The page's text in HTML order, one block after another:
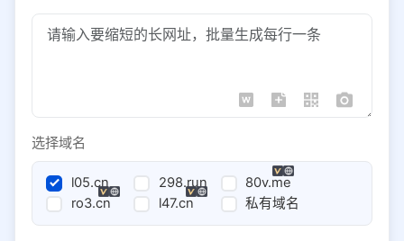
选择域名
l05.cn 298.run
80v.me
ro3.cn
l47.cn 私有域名